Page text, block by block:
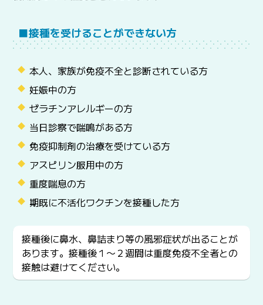
■接種を受けることができない方
本人、家族が免疫不全と診断されている方
妊娠中の方
ゼラチンアレルギーの方
当日診察で喘鳴がある方
免疫抑制剤の治療を受けている方
アスピリン服用中の方
重度喘息の方
期既に不活化ワクチンを接種した方
接種後に鼻水、鼻詰まり等の風邪症状が出ることが
あります。接種後１〜２週間は重度免疫不全者との
接触は避けてください。